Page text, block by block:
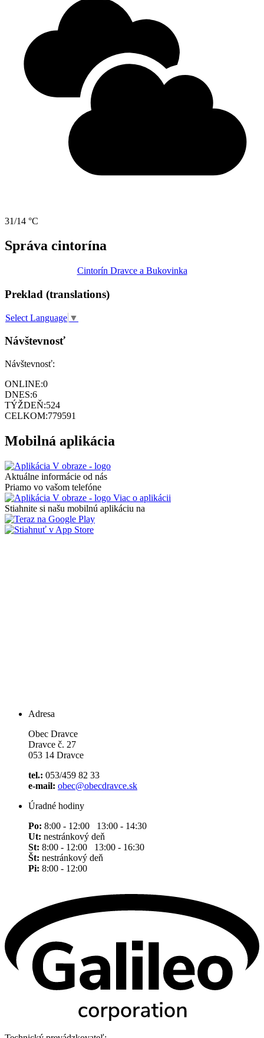
31/14 °C
Správa cintorína
Cintorín Dravce a Bukovinka
Preklad (translations)
Select Language ▼
Návštevnosť
Návštevnosť:
ONLINE:0
DNES:6
TÝŽDEŇ:524
CELKOM:779591
Mobilná aplikácia
Aktuálne informácie od nás
Priamo vo vašom telefóne
Viac o aplikácii
Stiahnite si našu mobilnú aplikáciu na
Adresa
Obec Dravce
Dravce č. 27
053 14 Dravce
tel.: 053/459 82 33
e-mail: obec@obecdravce.sk
Úradné hodiny
Po: 8:00 - 12:00 13:00 - 14:30
Ut: nestránkový deň
St: 8:00 - 12:00 13:00 - 16:30
Št: nestránkový deň
Pi: 8:00 - 12:00